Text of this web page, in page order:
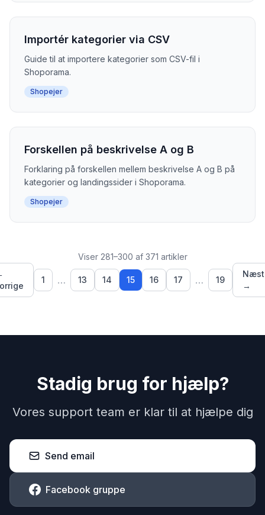
Importér kategorier via CSV
Guide til at importere kategorier som CSV-fil i
Shoporama.
Shopejer
Forskellen på beskrivelse A og B
Forklaring på forskellen mellem beskrivelse A og B på
kategorier og landingssider i Shoporama.
Shopejer
Viser 281–300 af 371 artikler
1 … 13 14 15 16 17 … 19
→
Stadig brug for hjælp?
Vores support team er klar til at hjælpe dig
Send email
Facebook gruppe